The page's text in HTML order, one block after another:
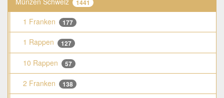
1441
1 Franken 177
1 Rappen 127
10 Rappen 57
2 Franken 138